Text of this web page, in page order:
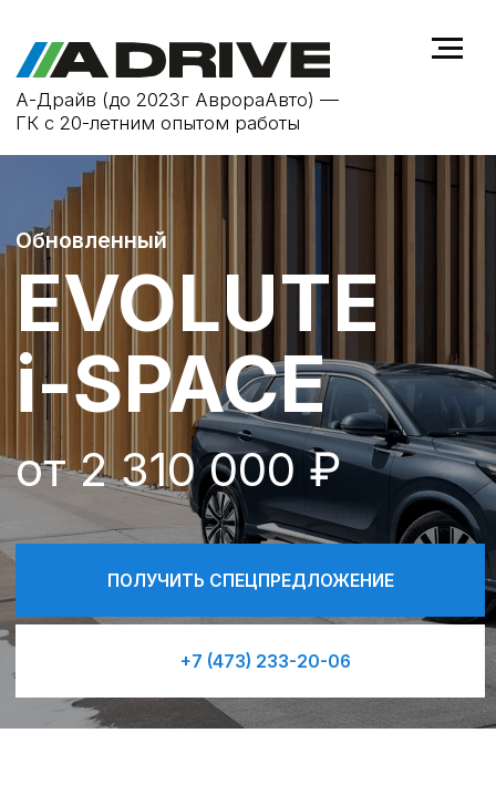
А-Драйв (до 2023г АврораАвто) —
EVOLUTE
i-SPACE
Обновленный
+7 (473) 233-20-06
ПОЛУЧИТЬ СПЕЦПРЕДЛОЖЕНИЕ
от 2 310 000 ₽
Автомобили в наличии